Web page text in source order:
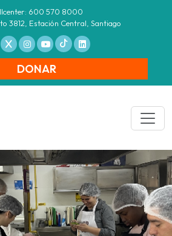
600 570 8000
3812, Estación Central, Santiago
DONAR